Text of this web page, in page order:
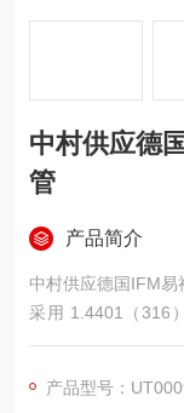
中村供应德
管
产品简介
中村供应德国IFM
采用 1.4401（316
m，以 1/2NPT 接
适配多类工业测温场
产品型号：